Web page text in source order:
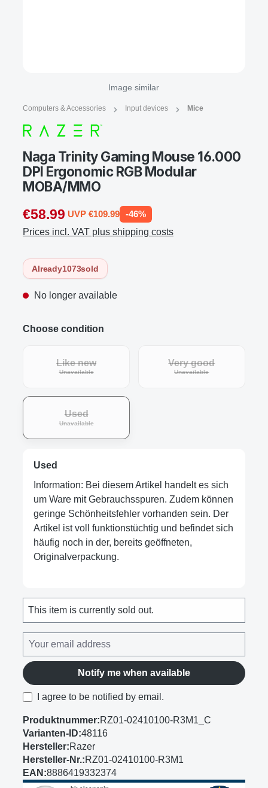
Image similar
Computers & Accessories Input devices Mice
Naga Trinity Gaming Mouse 16.000
DPI Ergonomic RGB Modular
MOBA/MMO
€58.99 UVP €109.99 -46%
Prices incl. VAT plus shipping costs
Already1073sold
No longer available
Choose condition
Like new
Unavailable
Very good
Unavailable
Used
Unavailable
Used
Information: Bei diesem Artikel handelt es sich
um Ware mit Gebrauchsspuren. Zudem können
geringe Schönheitsfehler vorhanden sein. Der
Artikel ist voll funktionstüchtig und befindet sich
häufig noch in der, bereits geöffneten,
Originalverpackung.
This item is currently sold out.
Notify me when available
I agree to be notified by email.
Produktnummer:RZ01-02410100-R3M1_C
Varianten-ID:48116
Hersteller:Razer
Hersteller-Nr.:RZ01-02410100-R3M1
EAN:8886419332374